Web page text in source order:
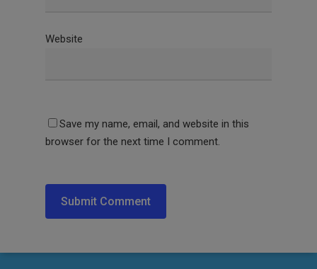
Website
Save my name, email, and website in this
browser for the next time I comment.